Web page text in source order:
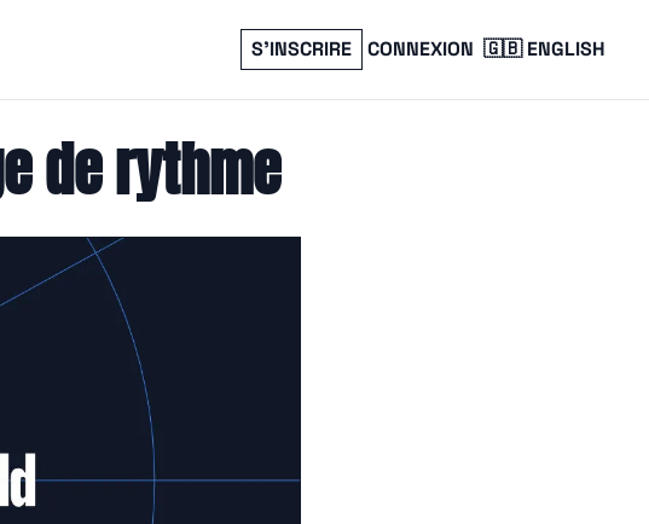
S’INSCRIRE CONNEXION 🇬🇧 ENGLISH
de rythme